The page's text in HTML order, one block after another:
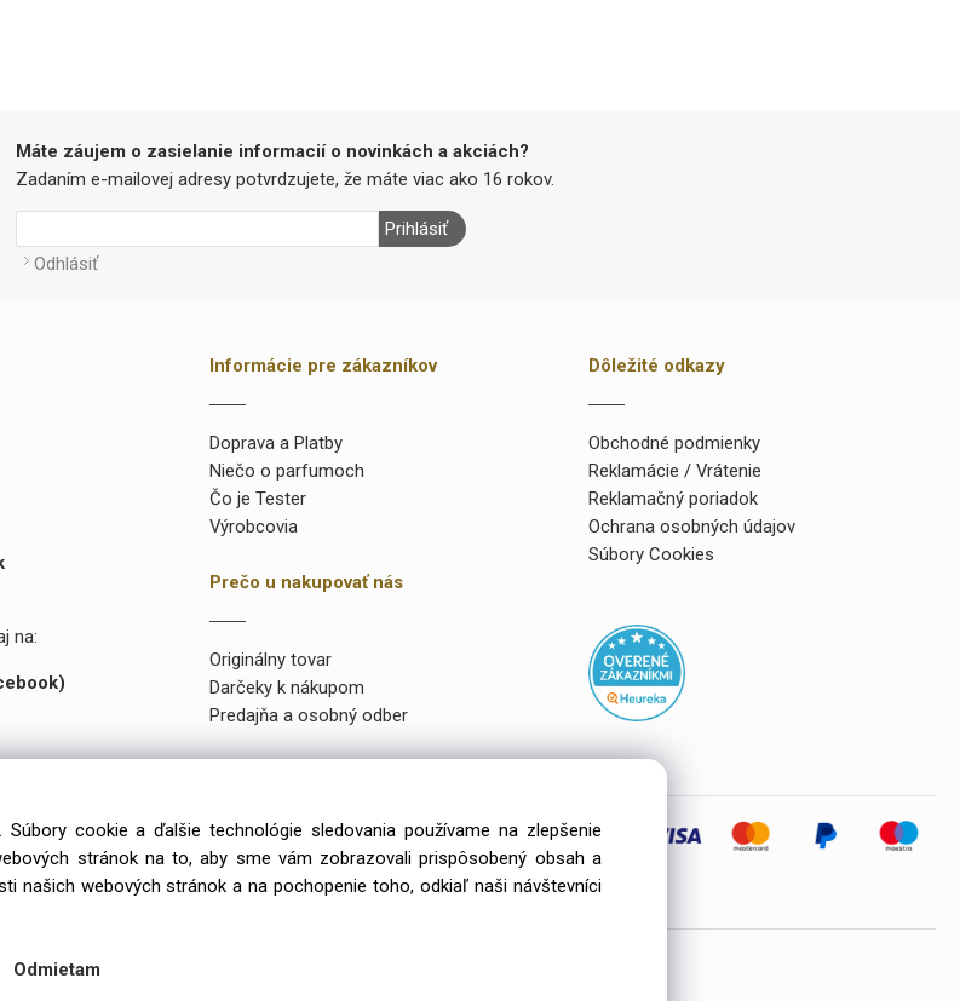
Máte záujem o zasielanie informacií o novinkách a akciách?
Zadaním e-mailovej adresy potvrdzujete, že máte viac ako 16 rokov.
Prihlásiť
Odhlásiť
na:
Informácie pre zákazníkov
Doprava a Platby
Niečo o parfumoch
Čo je Tester
Výrobcovia
Prečo u nakupovať nás
Originálny tovar
Darčeky k nákupom
Predajňa a osobný odber
Dôležité odkazy
Obchodné podmienky
Reklamácie / Vrátenie
Reklamačný poriadok
Ochrana osobných údajov
Súbory Cookies
15 000 rôznych položiek a vyše 2000 priamo na
a kvalitných veľkoobchodných dodávateľov
© 2026 Parfumeria ORION, All rights reserved
cookie a ďalšie technológie sledovania používame na zlepšenie
stránok na to, aby sme vám zobrazovali prispôsobený obsah a
našich webových stránok a na pochopenie toho, odkiaľ naši návštevníci
Odmietam